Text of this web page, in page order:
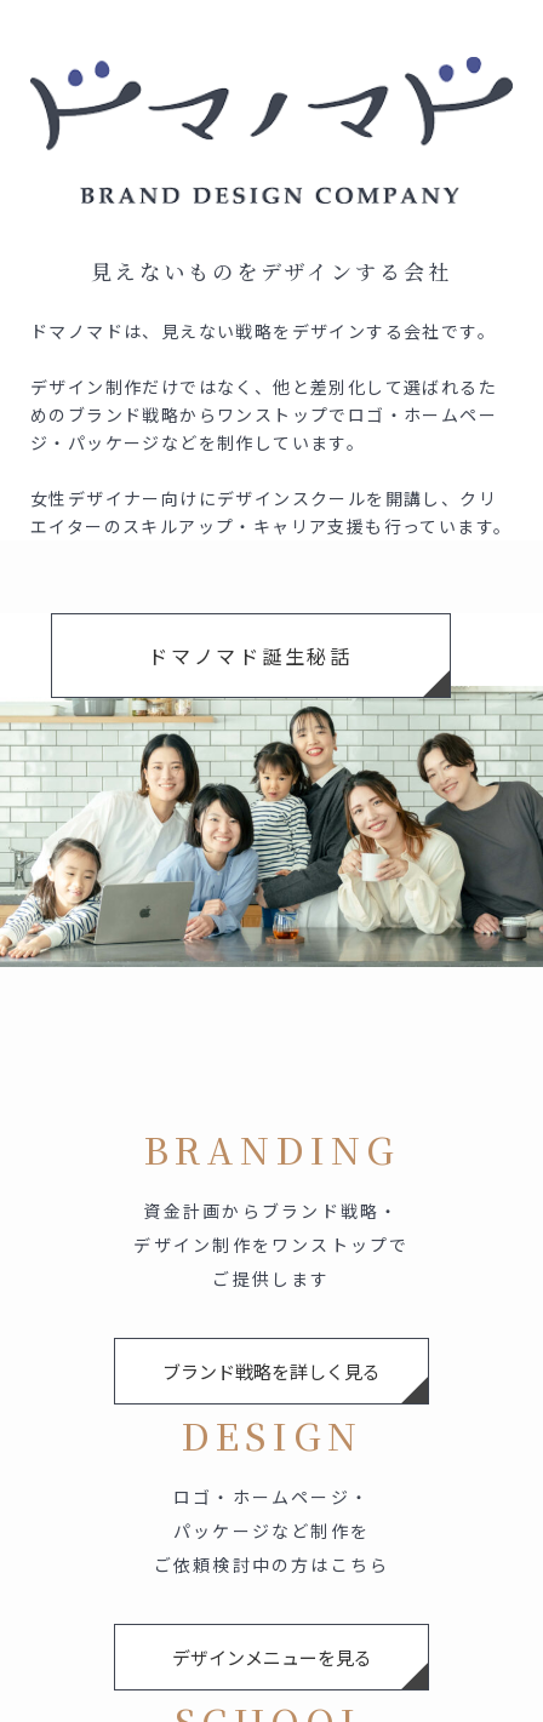
見えないものをデザインする会社
ドマノマドは、見えない戦略をデザインする会社です。
デザイン制作だけではなく、他と差別化して選ばれるた
めの ブランド戦略からワンストップでロゴ・ホームペー
ジ・ パッケージなどを制作しています。
女性デザイナー向けにデザインスクールを開講し、クリ
エイターの スキルアップ・キャリア支援も行っています。
ドマノマド誕生秘話
BRANDING
資金計画からブランド戦略・
デザイン制作をワンストップで
ご提供します
ブランド戦略を詳しく見る
DESIGN
ロゴ・ホームページ・
パッケージなど制作を
ご依頼検討中の方はこちら
デザインメニューを見る